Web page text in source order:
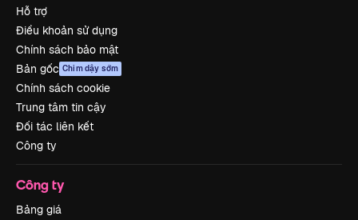
Hỗ trợ
Điều khoản sử dụng
Chính sách bảo mật
Bản gốc Chim dậy sớm
Chính sách cookie
Trung tâm tin cậy
Đối tác liên kết
Công ty
Công ty
Bảng giá